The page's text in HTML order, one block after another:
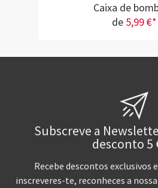
Caixa de
de 5,99 €*
Subscreve a
desconto 5
Recebe descontos exclusivos
inscreveres-te, reconheces a nossa